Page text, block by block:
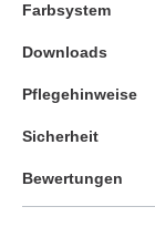
Farbsystem
Downloads
Pflegehinweise
Sicherheit
Bewertungen